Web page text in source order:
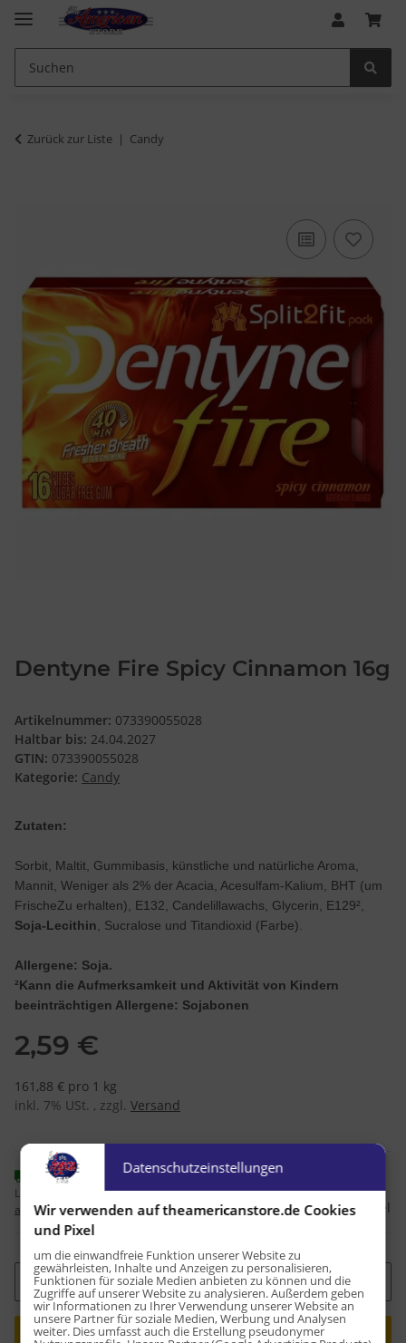
Zurück zur Liste Candy
Dentyne Fire Spicy Cinnamon 16g
Artikelnummer: 073390055028
Haltbar bis: 24.04.2027
GTIN: 073390055028
Kategorie: Candy
Zutaten:
Sorbit, Maltit, Gummibasis, künstliche und natürliche Aroma,
Mannit, Weniger als 2% der Acacia, Acesulfam-Kalium, BHT (um
FrischeZu erhalten), E132, Candelillawachs, Glycerin, E129²,
Soja-Lecithin , Sucralose und Titandioxid (Farbe).
Allergene: Soja.
²Kann die Aufmerksamkeit und Aktivität von Kindern
beeinträchtigen Allergene: Sojabonen
2,59 €
161,88 € pro 1 kg
inkl. 7% USt. , zzgl. Versand
Sofort verfügbar
Lieferzeit: 1 - 2 Werktage(DE - Ausland
abweichend)
Frage zum Artikel
Stk
Datenschutzeinstellungen
Wir verwenden auf theamericanstore.de Cookies
und Pixel
um die einwandfreie Funktion unserer Website zu
gewährleisten, Inhalte und Anzeigen zu personalisieren,
Funktionen für soziale Medien anbieten zu können und die
Zugriffe auf unserer Website zu analysieren. Außerdem geben
wir Informationen zu Ihrer Verwendung unserer Website an
unsere Partner für soziale Medien, Werbung und Analysen
weiter. Dies umfasst auch die Erstellung pseudonymer